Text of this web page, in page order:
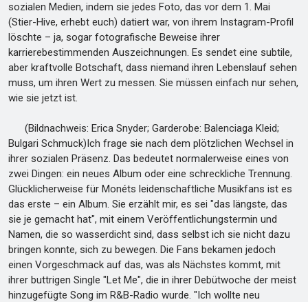
sozialen Medien, indem sie jedes Foto, das vor dem 1. Mai
(Stier-Hive, erhebt euch) datiert war, von ihrem Instagram-Profil
löschte – ja, sogar fotografische Beweise ihrer
karrierebestimmenden Auszeichnungen. Es sendet eine subtile,
aber kraftvolle Botschaft, dass niemand ihren Lebenslauf sehen
muss, um ihren Wert zu messen. Sie müssen einfach nur sehen,
wie sie jetzt ist.
(Bildnachweis: Erica Snyder; Garderobe: Balenciaga Kleid;
Bulgari Schmuck)Ich frage sie nach dem plötzlichen Wechsel in
ihrer sozialen Präsenz. Das bedeutet normalerweise eines von
zwei Dingen: ein neues Album oder eine schreckliche Trennung.
Glücklicherweise für Monéts leidenschaftliche Musikfans ist es
das erste – ein Album. Sie erzählt mir, es sei "das längste, das
sie je gemacht hat", mit einem Veröffentlichungstermin und
Namen, die so wasserdicht sind, dass selbst ich sie nicht dazu
bringen konnte, sich zu bewegen. Die Fans bekamen jedoch
einen Vorgeschmack auf das, was als Nächstes kommt, mit
ihrer buttrigen Single "Let Me", die in ihrer Debütwoche der meist
hinzugefügte Song im R&B-Radio wurde. "Ich wollte neu